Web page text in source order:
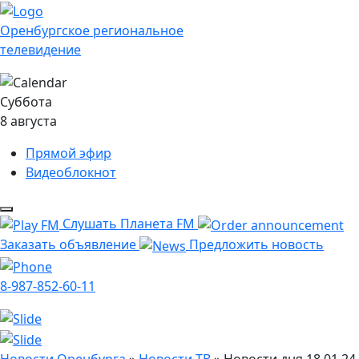
Оренбургское региональное
телевидение
Суббота
8 августа
Прямой эфир
Видеоблокнот
Слушать Планета FM
Заказать объявление
Предложить новость
8-987-852-60-11